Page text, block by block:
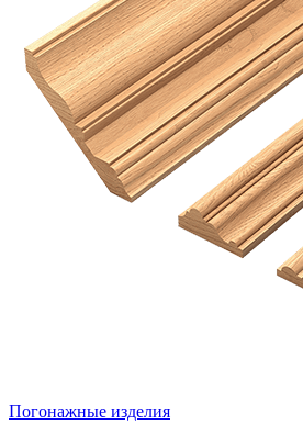
Погонажные изделия